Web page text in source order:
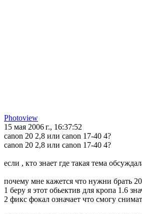
Photoview
15 мая 2006 г., 16:37:52
canon 20 2,8 или canon 17-40 4?
canon 20 2,8 или canon 17-40 4?
если , кто знает где такая тема
почему мне кажется что нужни брать
1 беру я этот обьектив для кропа 1.6
2 фикс фокал означает что смогу